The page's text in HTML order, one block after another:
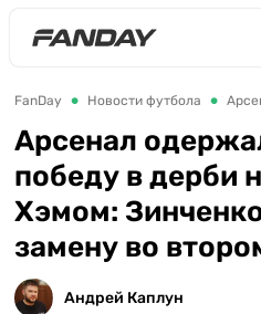
Англия
Испания
Германия
Италия
Франция
Украина
FanDay Новости футбола
Арсенал
победу в дерби
Хэмом:
замену во
Андрей Каплун